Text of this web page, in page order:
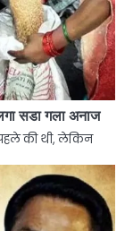
सडा गला अनाज
की थी, लेकिन